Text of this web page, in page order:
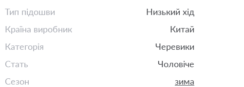
Тип підошви
Низький хід
Країна виробник
Китай
Категорія
Черевики
Стать
Чоловіче
Сезон
зима